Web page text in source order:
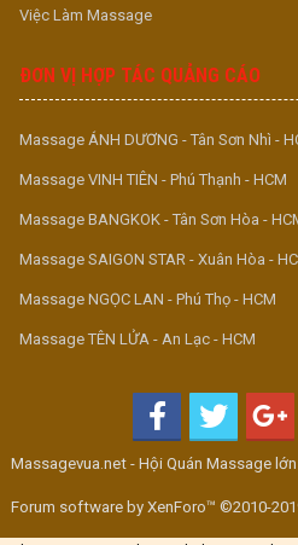
Việc Làm Massage
ĐƠN VỊ HỢP TÁC QUẢNG CÁO
Massage ÁNH DƯƠNG - Tân Sơn Nhì -
Massage VINH TIÊN - Phú Thạnh - HCM
Massage BANGKOK - Tân Sơn Hòa -
Massage SAIGON STAR - Xuân Hòa -
Massage NGỌC LAN - Phú Thọ - HCM
Massage TÊN LỬA - An Lạc - HCM
Massagevua.net - Hội Quán Massage
Forum software by XenForo™ ©2010-